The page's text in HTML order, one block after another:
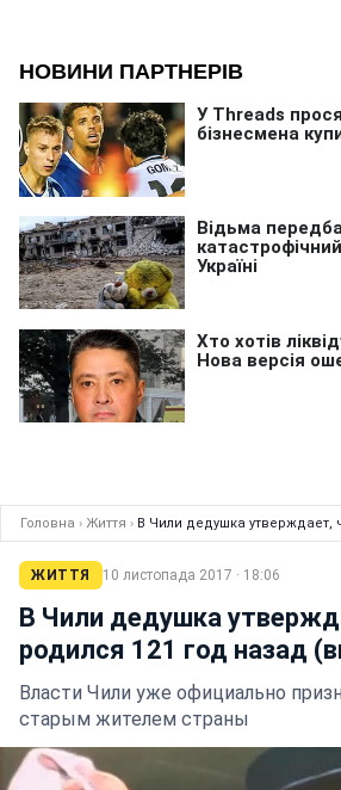
Головна › Життя › В Чили дедушка утверждает,
ЖИТТЯ 10 листопада 2017 · 18:06
В Чили дедушка
родился 121 год назад
Власти Чили уже официально
старым жителем страны